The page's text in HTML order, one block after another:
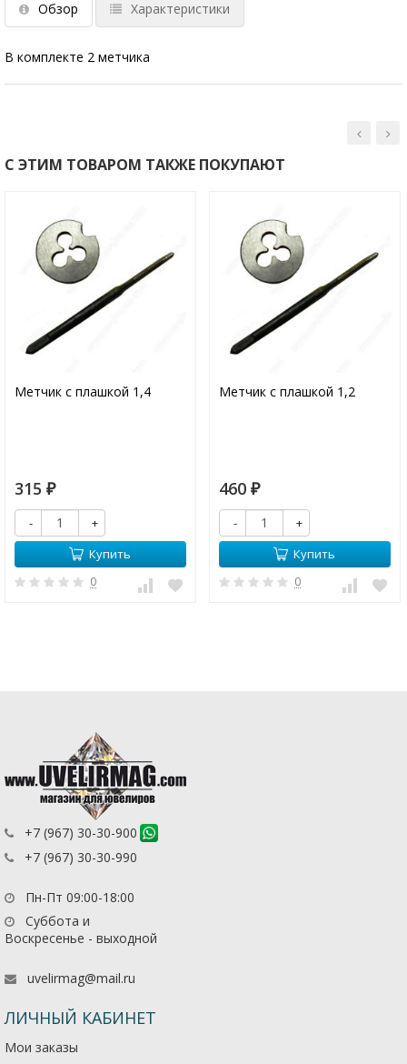
Обзор Характеристики
В комплекте 2 метчика
С ЭТИМ ТОВАРОМ ТАКЖЕ ПОКУПАЮТ
Метчик с плашкой 1,4
315 ₽
-
+
Купить
0
Метчик с плашкой 1,2
460 ₽
-
+
Купить
0
+7 (967) 30-30-900
+7 (967) 30-30-990
Пн-Пт 09:00-18:00
Суббота и
Воскресенье - выходной
uvelirmag@mail.ru
ЛИЧНЫЙ КАБИНЕТ
Мои заказы